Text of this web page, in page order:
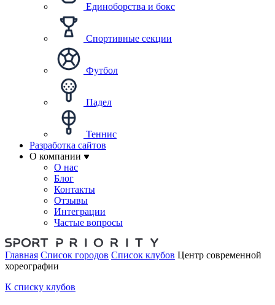
Единоборства и бокс
Спортивные секции
Футбол
Падел
Теннис
Разработка сайтов
О компании
О нас
Блог
Контакты
Отзывы
Интеграции
Частые вопросы
Главная Список городов Список клубов Центр современной
хореографии
К списку клубов